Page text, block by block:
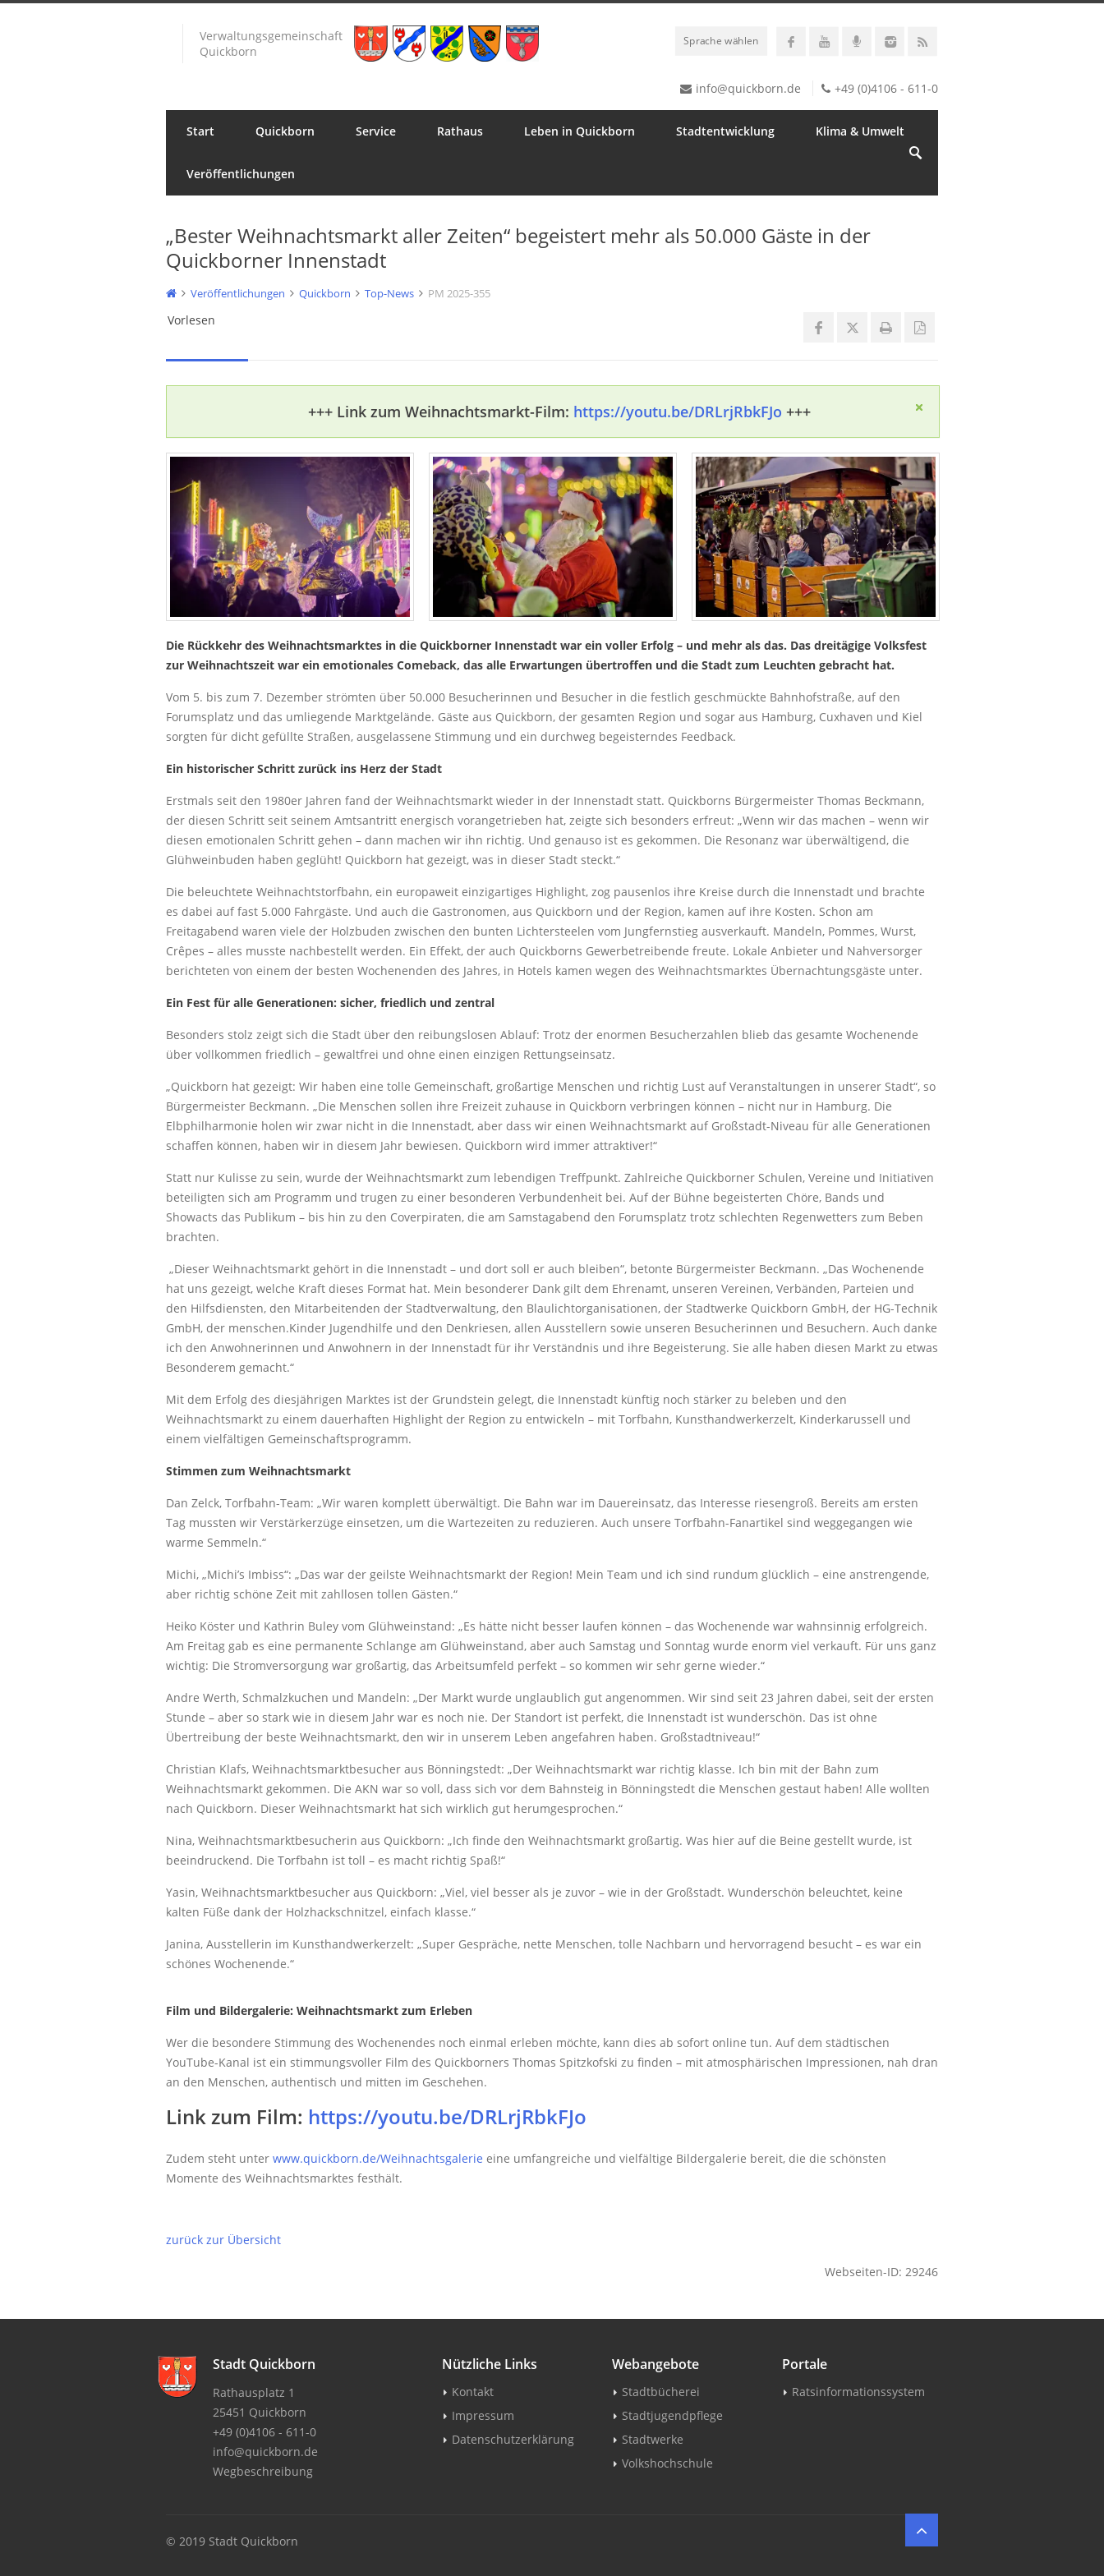
Verwaltungsgemeinschaft
Quickborn
Sprache wählen
info@quickborn.de +49 (0)4106 - 611-0
Start Quickborn Service Rathaus Leben in Quickborn Stadtentwicklung Klima & Umwelt
Veröffentlichungen
„Bester Weihnachtsmarkt aller Zeiten“ begeistert mehr als 50.000 Gäste in der
Quickborner Innenstadt
Veröffentlichungen Quickborn Top-News PM 2025-355
Vorlesen
+++ Link zum Weihnachtsmarkt-Film: https://youtu.be/DRLrjRbkFJo +++
Die Rückkehr des Weihnachtsmarktes in die Quickborner Innenstadt war ein voller Erfolg – und mehr als das. Das dreitägige Volksfest
zur Weihnachtszeit war ein emotionales Comeback, das alle Erwartungen übertroffen und die Stadt zum Leuchten gebracht hat.
Vom 5. bis zum 7. Dezember strömten über 50.000 Besucherinnen und Besucher in die festlich geschmückte Bahnhofstraße, auf den
Forumsplatz und das umliegende Marktgelände. Gäste aus Quickborn, der gesamten Region und sogar aus Hamburg, Cuxhaven und Kiel
sorgten für dicht gefüllte Straßen, ausgelassene Stimmung und ein durchweg begeisterndes Feedback.
Ein historischer Schritt zurück ins Herz der Stadt
Erstmals seit den 1980er Jahren fand der Weihnachtsmarkt wieder in der Innenstadt statt. Quickborns Bürgermeister Thomas Beckmann,
der diesen Schritt seit seinem Amtsantritt energisch vorangetrieben hat, zeigte sich besonders erfreut: „Wenn wir das machen – wenn wir
diesen emotionalen Schritt gehen – dann machen wir ihn richtig. Und genauso ist es gekommen. Die Resonanz war überwältigend, die
Glühweinbuden haben geglüht! Quickborn hat gezeigt, was in dieser Stadt steckt.“
Die beleuchtete Weihnachtstorfbahn, ein europaweit einzigartiges Highlight, zog pausenlos ihre Kreise durch die Innenstadt und brachte
es dabei auf fast 5.000 Fahrgäste. Und auch die Gastronomen, aus Quickborn und der Region, kamen auf ihre Kosten. Schon am
Freitagabend waren viele der Holzbuden zwischen den bunten Lichtersteelen vom Jungfernstieg ausverkauft. Mandeln, Pommes, Wurst,
Crêpes – alles musste nachbestellt werden. Ein Effekt, der auch Quickborns Gewerbetreibende freute. Lokale Anbieter und Nahversorger
berichteten von einem der besten Wochenenden des Jahres, in Hotels kamen wegen des Weihnachtsmarktes Übernachtungsgäste unter.
Ein Fest für alle Generationen: sicher, friedlich und zentral
Besonders stolz zeigt sich die Stadt über den reibungslosen Ablauf: Trotz der enormen Besucherzahlen blieb das gesamte Wochenende
über vollkommen friedlich – gewaltfrei und ohne einen einzigen Rettungseinsatz.
„Quickborn hat gezeigt: Wir haben eine tolle Gemeinschaft, großartige Menschen und richtig Lust auf Veranstaltungen in unserer Stadt“, so
Bürgermeister Beckmann. „Die Menschen sollen ihre Freizeit zuhause in Quickborn verbringen können – nicht nur in Hamburg. Die
Elbphilharmonie holen wir zwar nicht in die Innenstadt, aber dass wir einen Weihnachtsmarkt auf Großstadt-Niveau für alle Generationen
schaffen können, haben wir in diesem Jahr bewiesen. Quickborn wird immer attraktiver!“
Statt nur Kulisse zu sein, wurde der Weihnachtsmarkt zum lebendigen Treffpunkt. Zahlreiche Quickborner Schulen, Vereine und Initiativen
beteiligten sich am Programm und trugen zu einer besonderen Verbundenheit bei. Auf der Bühne begeisterten Chöre, Bands und
Showacts das Publikum – bis hin zu den Coverpiraten, die am Samstagabend den Forumsplatz trotz schlechten Regenwetters zum Beben
brachten.
„Dieser Weihnachtsmarkt gehört in die Innenstadt – und dort soll er auch bleiben“, betonte Bürgermeister Beckmann. „Das Wochenende
hat uns gezeigt, welche Kraft dieses Format hat. Mein besonderer Dank gilt dem Ehrenamt, unseren Vereinen, Verbänden, Parteien und
den Hilfsdiensten, den Mitarbeitenden der Stadtverwaltung, den Blaulichtorganisationen, der Stadtwerke Quickborn GmbH, der HG-Technik
GmbH, der menschen.Kinder Jugendhilfe und den Denkriesen, allen Ausstellern sowie unseren Besucherinnen und Besuchern. Auch danke
ich den Anwohnerinnen und Anwohnern in der Innenstadt für ihr Verständnis und ihre Begeisterung. Sie alle haben diesen Markt zu etwas
Besonderem gemacht.“
Mit dem Erfolg des diesjährigen Marktes ist der Grundstein gelegt, die Innenstadt künftig noch stärker zu beleben und den
Weihnachtsmarkt zu einem dauerhaften Highlight der Region zu entwickeln – mit Torfbahn, Kunsthandwerkerzelt, Kinderkarussell und
einem vielfältigen Gemeinschaftsprogramm.
Stimmen zum Weihnachtsmarkt
Dan Zelck, Torfbahn-Team: „Wir waren komplett überwältigt. Die Bahn war im Dauereinsatz, das Interesse riesengroß. Bereits am ersten
Tag mussten wir Verstärkerzüge einsetzen, um die Wartezeiten zu reduzieren. Auch unsere Torfbahn-Fanartikel sind weggegangen wie
warme Semmeln.“
Michi, „Michi’s Imbiss“: „Das war der geilste Weihnachtsmarkt der Region! Mein Team und ich sind rundum glücklich – eine anstrengende,
aber richtig schöne Zeit mit zahllosen tollen Gästen.“
Heiko Köster und Kathrin Buley vom Glühweinstand: „Es hätte nicht besser laufen können – das Wochenende war wahnsinnig erfolgreich.
Am Freitag gab es eine permanente Schlange am Glühweinstand, aber auch Samstag und Sonntag wurde enorm viel verkauft. Für uns ganz
wichtig: Die Stromversorgung war großartig, das Arbeitsumfeld perfekt – so kommen wir sehr gerne wieder.“
Andre Werth, Schmalzkuchen und Mandeln: „Der Markt wurde unglaublich gut angenommen. Wir sind seit 23 Jahren dabei, seit der ersten
Stunde – aber so stark wie in diesem Jahr war es noch nie. Der Standort ist perfekt, die Innenstadt ist wunderschön. Das ist ohne
Übertreibung der beste Weihnachtsmarkt, den wir in unserem Leben angefahren haben. Großstadtniveau!“
Christian Klafs, Weihnachtsmarktbesucher aus Bönningstedt: „Der Weihnachtsmarkt war richtig klasse. Ich bin mit der Bahn zum
Weihnachtsmarkt gekommen. Die AKN war so voll, dass sich vor dem Bahnsteig in Bönningstedt die Menschen gestaut haben! Alle wollten
nach Quickborn. Dieser Weihnachtsmarkt hat sich wirklich gut herumgesprochen.“
Nina, Weihnachtsmarktbesucherin aus Quickborn: „Ich finde den Weihnachtsmarkt großartig. Was hier auf die Beine gestellt wurde, ist
beeindruckend. Die Torfbahn ist toll – es macht richtig Spaß!“
Yasin, Weihnachtsmarktbesucher aus Quickborn: „Viel, viel besser als je zuvor – wie in der Großstadt. Wunderschön beleuchtet, keine
kalten Füße dank der Holzhackschnitzel, einfach klasse.“
Janina, Ausstellerin im Kunsthandwerkerzelt: „Super Gespräche, nette Menschen, tolle Nachbarn und hervorragend besucht – es war ein
schönes Wochenende.“
Film und Bildergalerie: Weihnachtsmarkt zum Erleben
Wer die besondere Stimmung des Wochenendes noch einmal erleben möchte, kann dies ab sofort online tun. Auf dem städtischen
YouTube-Kanal ist ein stimmungsvoller Film des Quickborners Thomas Spitzkofski zu finden – mit atmosphärischen Impressionen, nah dran
an den Menschen, authentisch und mitten im Geschehen.
Link zum Film: https://youtu.be/DRLrjRbkFJo
Zudem steht unter www.quickborn.de/Weihnachtsgalerie eine umfangreiche und vielfältige Bildergalerie bereit, die die schönsten
Momente des Weihnachtsmarktes festhält.
zurück zur Übersicht
Webseiten-ID: 29246
Stadt Quickborn
Rathausplatz 1
25451 Quickborn
+49 (0)4106 - 611-0
info@quickborn.de
Wegbeschreibung
Nützliche Links
Kontakt
Impressum
Datenschutzerklärung
Webangebote
Stadtbücherei
Stadtjugendpflege
Stadtwerke
Volkshochschule
Portale
Ratsinformationssystem
© 2019 Stadt Quickborn